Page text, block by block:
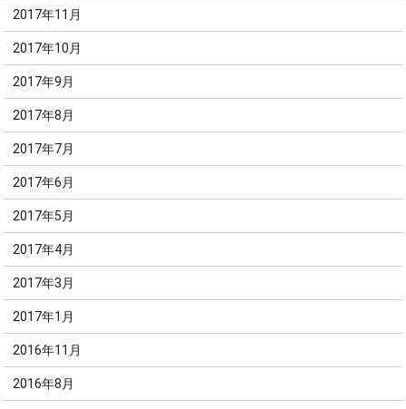
2017年11月
2017年10月
2017年9月
2017年8月
2017年7月
2017年6月
2017年5月
2017年4月
2017年3月
2017年1月
2016年11月
2016年8月